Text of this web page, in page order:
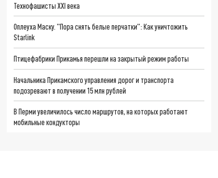
Технофашисты XXI века
Оплеуха Маску. "Пора снять белые перчатки": Как уничтожить
Starlink
Птицефабрики Прикамья перешли на закрытый режим работы
Начальника Прикамского управления дорог и транспорта
подозревают в получении 15 млн рублей
В Перми увеличилось число маршрутов, на которых работают
мобильные кондукторы